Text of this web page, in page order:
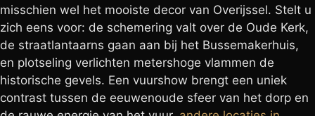
misschien wel het mooiste decor van Overijssel. Stelt u
zich eens voor: de schemering valt over de Oude Kerk,
de straatlantaarns gaan aan bij het Bussemakerhuis,
en plotseling verlichten metershoge vlammen de
historische gevels. Een vuurshow brengt een uniek
contrast tussen de eeuwenoude sfeer van het dorp en